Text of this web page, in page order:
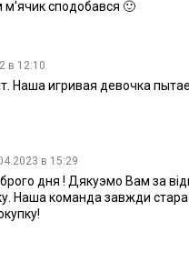
м'ячик сподобався 🙂
в 12:10
Наша игривая девочка
в 15:29
дня ! Дякуэмо Вам за
Наша команда завжди